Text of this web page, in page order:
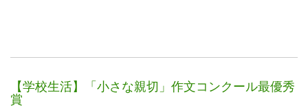
【学校生活】「小さな親切」作文コンクール最優秀
賞